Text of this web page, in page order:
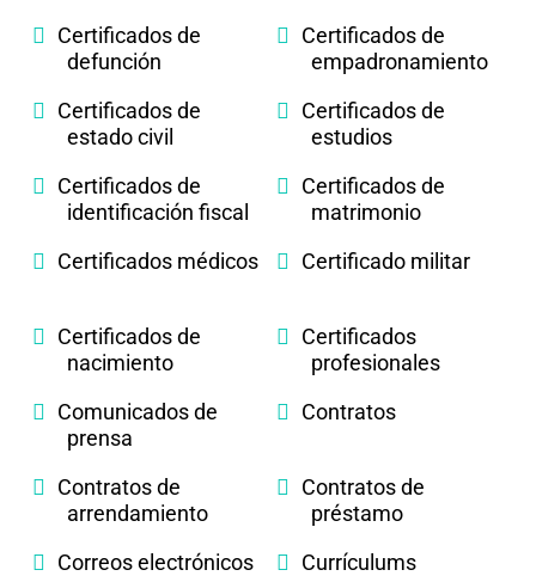
Certificados de
defunción
Certificados de
empadronamiento
Certificados de
estado civil
Certificados de
estudios
Certificados de
identificación fiscal
Certificados de
matrimonio
Certificados médicos
Certificado militar
Certificados de
nacimiento
Certificados
profesionales
Comunicados de
prensa
Contratos
Contratos de
arrendamiento
Contratos de
préstamo
Correos electrónicos
Currículums